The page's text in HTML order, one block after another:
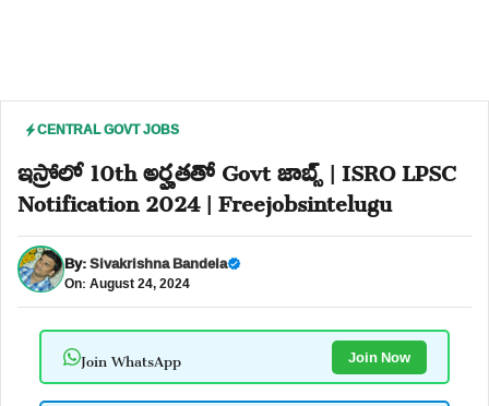
CENTRAL GOVT JOBS
ఇస్రోలో 10th అర్హతతో Govt జాబ్స్ | ISRO LPSC
Notification 2024 | Freejobsintelugu
By:Sivakrishna Bandela
On: August 24, 2024
Join WhatsApp Join Now